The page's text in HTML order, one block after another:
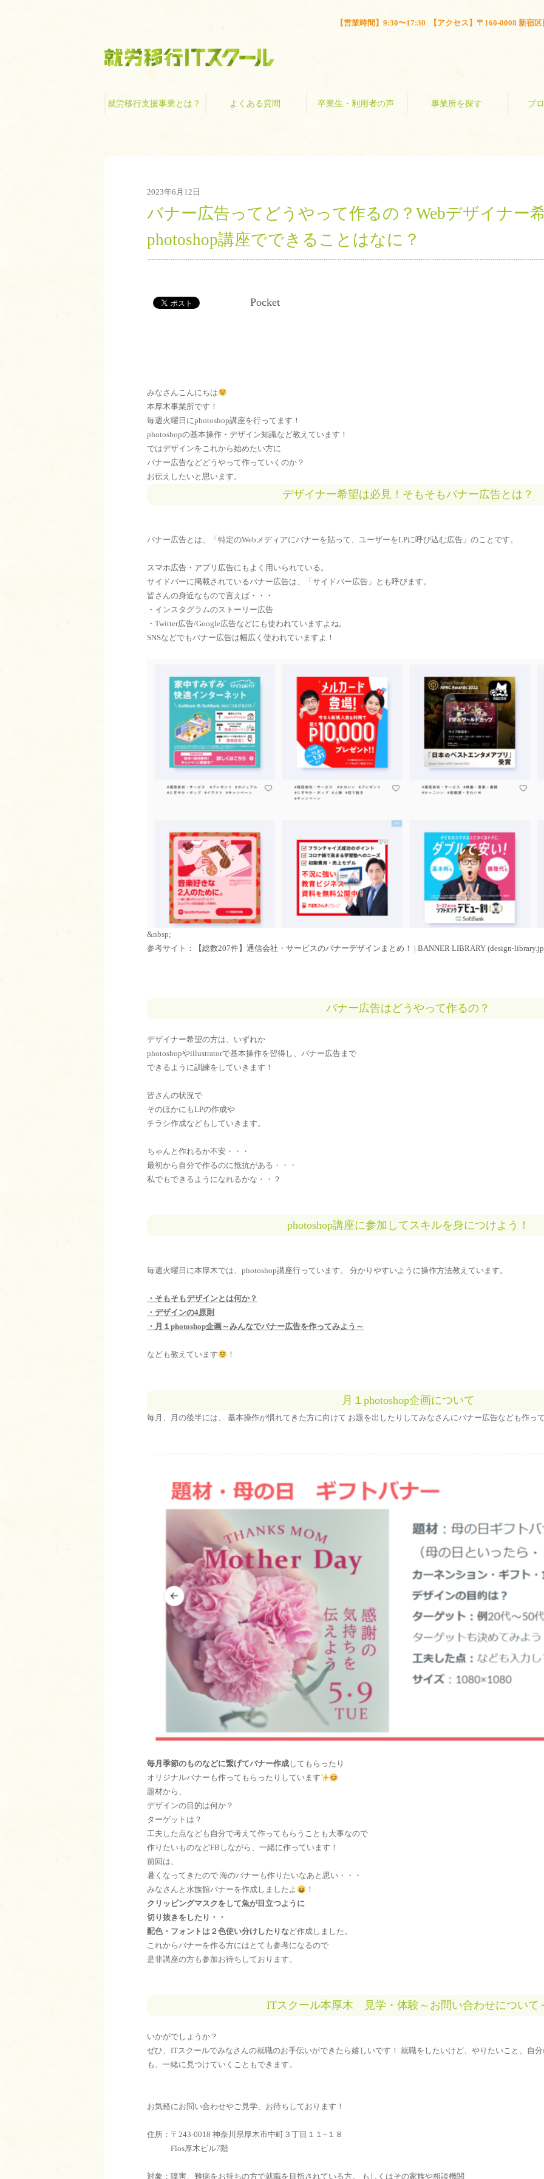
【営業時間】9:30〜17:30 【アクセス】〒160-0008 新
就労移行支援事業とは？ よくある質問 卒業生・利用者の声 事業所を探す ブ
2023年6月12日
バナー広告ってどうやって作るの？Webデザイナー
photoshop講座でできることはなに？
Pocket
みなさんこんにちは
本厚木事業所です！
毎週火曜日にphotoshop講座を行ってます！
photoshopの基本操作・デザイン知識など教えています！
ではデザインをこれから始めたい方に
バナー広告などどうやって作っていくのか？
お伝えしたいと思います。
デザイナー希望は必見！そもそもバナー広告とは？
バナー広告とは、「特定のWebメディアにバナーを貼って、ユーザーをLPに呼び込む広告」のことです。
スマホ広告 ・ アプリ広告にもよく用いられている。
サイドバーに掲載されているバナー広告は、「サイドバー広告」とも呼びます。
皆さんの身近なもので言えば・・・
・インスタグラムのストーリー広告
・Twitter広告/Google広告などにも使われていますよね。
SNSなどでもバナー広告は幅広く使われていますよ！
&nbsp;
参考サイト：
【総数207件】通信会社・サービスのバナーデザインまとめ！ | BANNER LIBRARY (design-
バナー広告はどうやって作るの？
デザイナー希望の方は、いずれか
photoshopやillustratorで基本操作を習得し、バナー広告まで
できるように訓練をしていきます！
皆さんの状況で
そのほかにもLPの作成や
チラシ作成などもしていきます。
ちゃんと作れるか不安・・・
最初から自分で作るのに抵抗がある・・・
私でもできるようになれるかな・・？
photoshop講座に参加してスキルを身につけよう！
毎週火曜日に本厚木では、photoshop講座行っています。 分かりやすいように操作方法教えています。
・そもそもデザインとは何か？
・デザインの4原則
・月１photoshop企画～みんなでバナー広告を作ってみよう～
なども教えています ！
月１photoshop企画について
毎月、月の後半には、 基本操作が慣れてきた方に向けて お題を出したりしてみなさんにバナー広告なども作っ
毎月季節のものなどに繋げてバナー作成 してもらったり
オリジナルバナーも作ってもらったりしています
題材から、
デザインの目的は何か？
ターゲットは？
工夫した点なども自分で考えて作ってもらうことも大事なので
作りたいものなどFBしながら、一緒に作っています！
前回は、
暑くなってきたので 海のバナーも作りたいなあと思い・・・
みなさんと水族館バナーを作成しましたよ
！
クリッピングマスクをして魚が目立つように
切り抜きをしたり・・
配色・フォントは２色使い分けしたりなど作成しました。
これからバナーを作る方にはとても参考になるので
是非講座の方も参加お待ちしております。
ITスクール本厚木 見学・体験～お問い合わせについて
いかがでしょうか？
ぜひ、ITスクールでみなさんの就職のお手伝いができたら嬉しいです！ 就職をしたいけど、やりたいこと、自
も、一緒に見つけていくこともできます。
お気軽にお問い合わせやご見学、お待ちしております！
住所：〒243-0018 神奈川県厚木市中町３丁目１１−１８
Flos厚木ビル7階
対象：障害、難病をお持ちの方で就職を目指されている方。 もしくはその家族や相談機関